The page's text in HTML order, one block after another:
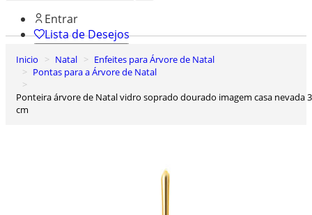
Entrar
Lista de Desejos
Carrinho de Compras
Inicio Natal
Enfeites para Árvore de Natal
Pontas para a Árvore de Natal
Ponteira árvore de Natal vidro soprado dourado imagem casa nevada 35
cm